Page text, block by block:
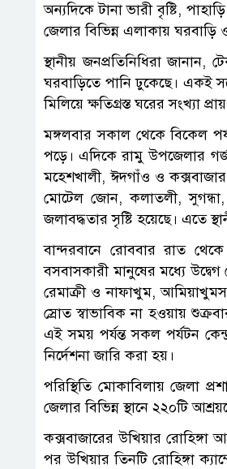
অন্যদিকে টানা ভারী বৃষ্টি,
জেলার বিভিন্ন এলাকায় ঘরবাড়ি
স্থানীয় জনপ্রতিনিধিরা
ঘরবাড়িতে পানি ঢুকেছে। একই
মিলিয়ে ক্ষতিগ্রস্ত ঘরের সংখ্যা
মঙ্গলবার সকাল থেকে বিকেল
পড়ে। এদিকে রামু উপজেলার
মহেশখালী, ঈদগাঁও ও
মোটেল জোন, কলাতলী, সুগন্ধা,
জলাবদ্ধতার সৃষ্টি হয়েছে। এতে
বান্দরবানে রোববার রাত
বসবাসকারী মানুষের মধ্যে
রেমাক্রী ও নাফাখুম,
স্রোত স্বাভাবিক না হওয়ায়
এই সময় পর্যন্ত সকল পর্যটন
নির্দেশনা জারি করা হয়।
পরিস্থিতি মোকাবিলায় জেলা
জেলার বিভিন্ন স্থানে ২২০টি
কক্সবাজারের উখিয়ার রোহিঙ্গা
পর উখিয়ার তিনটি রোহিঙ্গা